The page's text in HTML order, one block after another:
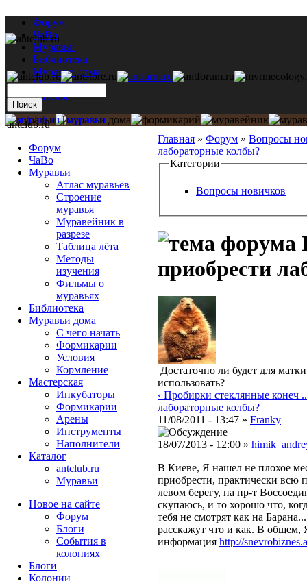
Форум
ЧаВо
Муравьи
Библиотека
Муравьи дома
Мастерская
Каталог
Главная » Форум » Вопросы
лабораторные колбы?
Категории
Вопросы новичков
приобрести
Достаточно ли будет для
использовать?
‹ Пробирки стеклянные конеч
лабораторные колбы?
11/08/2011 - 13:47 » Franky
18/07/2013 - 12:00 »
В Киеве, Я нашел не плохое
приобрести, практически всю
левом берегу, на пр-т
скупаюсь, и то хорошо что,
тебя не смотрят как на
расскажут что и как. В общем,
информация http://
antclub.ru
Форум
ЧаВо
Муравьи
Атлас муравьёв
Строение
муравья
Муравейник в
разрезе
Таблица лёта
Методы
изучения
Фильмы о
муравьях
Библиотека
Муравьи дома
С чего начать
Формикарии
Условия
Кормление
Мастерская
Инкубаторы
Формикарии
Арены
Инструменты
Наполнители
Каталог
antclub.ru
Муравьи
Новое на сайте
Форум
Блоги
События в
колониях
Блоги
Колонии